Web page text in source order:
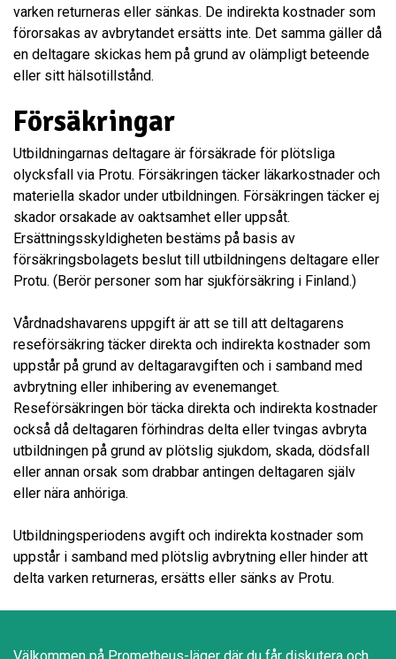
varken returneras eller sänkas. De indirekta kostnader som
förorsakas av avbrytandet ersätts inte. Det samma gäller då
en deltagare skickas hem på grund av olämpligt beteende
eller sitt hälsotillstånd.
Försäkringar
Utbildningarnas deltagare är försäkrade för plötsliga
olycksfall via Protu. Försäkringen täcker läkarkostnader och
materiella skador under utbildningen. Försäkringen täcker ej
skador orsakade av oaktsamhet eller uppsåt.
Ersättningsskyldigheten bestäms på basis av
försäkringsbolagets beslut till utbildningens deltagare eller
Protu. (Berör personer som har sjukförsäkring i Finland.)
Vårdnadshavarens uppgift är att se till att deltagarens
reseförsäkring täcker direkta och indirekta kostnader som
uppstår på grund av deltagaravgiften och i samband med
avbrytning eller inhibering av evenemanget.
Reseförsäkringen bör täcka direkta och indirekta kostnader
också då deltagaren förhindras delta eller tvingas avbryta
utbildningen på grund av plötslig sjukdom, skada, dödsfall
eller annan orsak som drabbar antingen deltagaren själv
eller nära anhöriga.
Utbildningsperiodens avgift och indirekta kostnader som
uppstår i samband med plötslig avbrytning eller hinder att
delta varken returneras, ersätts eller sänks av Protu.